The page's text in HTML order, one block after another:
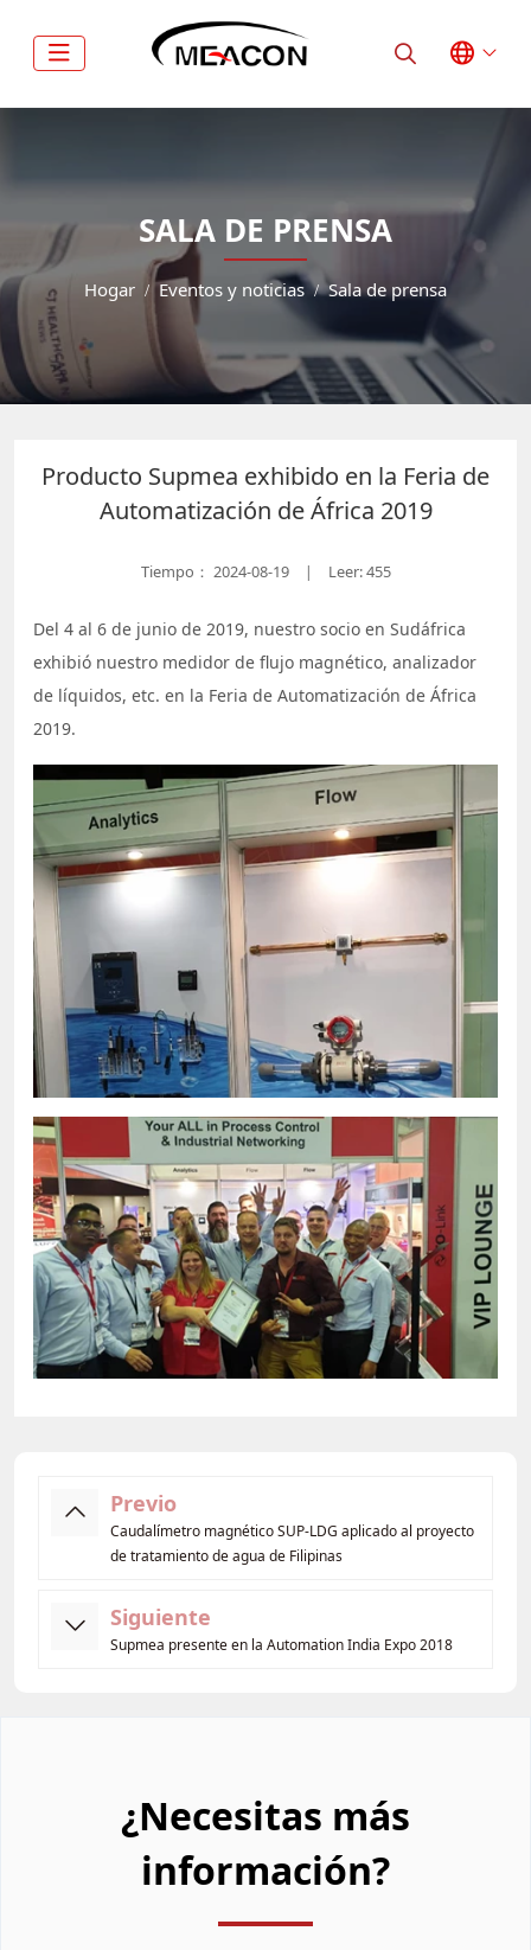
SALA DE PRENSA
Hogar Eventos y noticias Sala de prensa
Producto Supmea exhibido en la Feria de
Automatización de África 2019
Tiempo： 2024-08-19 | Leer: 455
Del 4 al 6 de junio de 2019, nuestro socio en Sudáfrica
exhibió nuestro medidor de flujo magnético, analizador
de líquidos, etc. en la Feria de Automatización de África
2019.
Previo
Caudalímetro magnético SUP-LDG aplicado al proyecto
de tratamiento de agua de Filipinas
Siguiente
Supmea presente en la Automation India Expo 2018
¿Necesitas más
información?